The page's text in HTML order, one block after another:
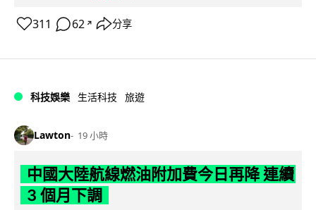
311 62 ↗ 分享
科技娛樂 生活科技 旅遊
Lawton 19 小時
中國大陸航線燃油附加費今日再降 連續
3 個月下調